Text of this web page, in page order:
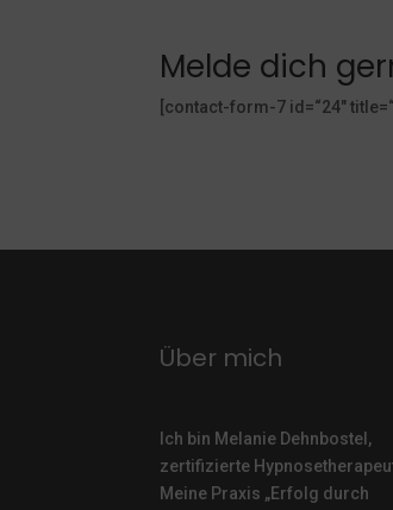
Melde dich
[contact-form-7 id=“24″
Über mich
Ich bin Melanie Dehnbostel,
zertifizierte
Meine Praxis „Erfolg durch